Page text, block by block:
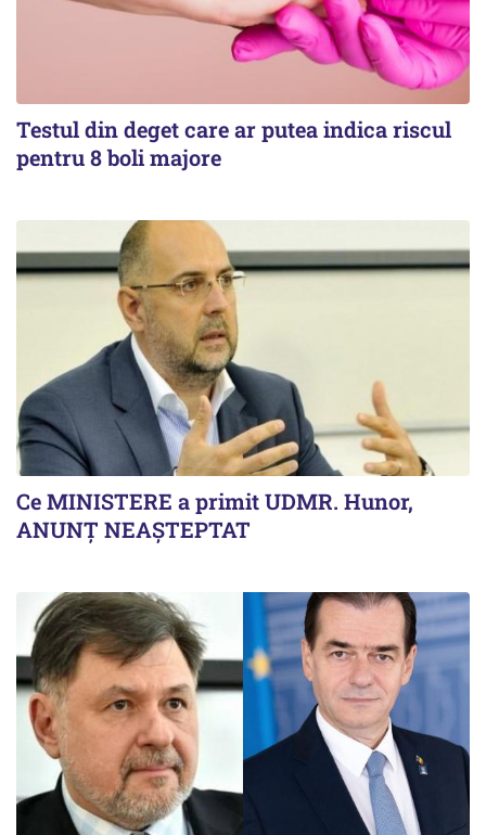
Testul din deget care ar putea indica riscul
pentru 8 boli majore
Ce MINISTERE a primit UDMR. Hunor,
ANUNȚ NEAȘTEPTAT